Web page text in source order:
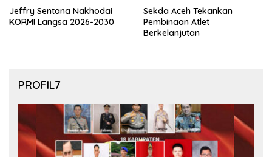
Jeffry Sentana Nakhodai
KORMI Langsa 2026-2030
Sekda Aceh Tekankan
Pembinaan Atlet
Berkelanjutan
PROFIL7